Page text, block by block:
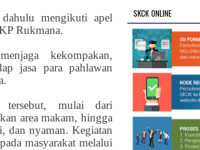
mengikuti apel
Rukmana.
kekompakan,
jasa para pahlawan
mulai dari
area makam, hingga
dan nyaman. Kegiatan
masyarakat melalui
SKCK ONLINE